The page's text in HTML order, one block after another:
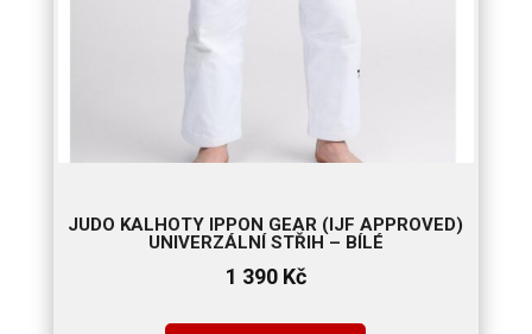
JUDO KALHOTY IPPON GEAR (IJF APPROVED)
UNIVERZÁLNÍ STŘIH – BÍLÉ
1 390 Kč